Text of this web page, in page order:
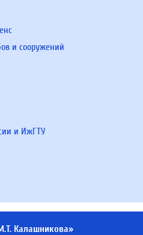
и сооружений
и ИжГТУ
Калашникова»